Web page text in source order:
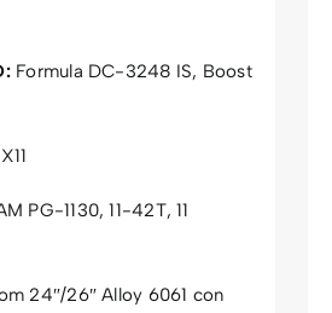
Formula DC-3248 IS, Boost
PG-1130, 11-42T, 11
24″/26″ Alloy 6061 con